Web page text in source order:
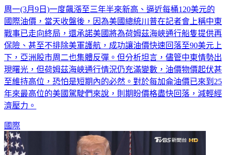
周一(3月9日)一度飆漲至三年半來新高、逼近每桶120美元的
國際油價，當天收盤後，因為美國總統川普在記者會上稱中東
戰事已走向終局，還承諾美國將為荷姆茲海峽通行船隻提供再
保險、甚至不排除美軍護航，成功讓油價快速回落至90美元上
下，亞洲股市周二也集體反彈。但分析坦言，儘管中東情勢出
現曙光，但荷姆茲海峽通行情況仍充滿變數，油價物價起伏甚
至維持高位，恐怕是短期內的必然。對於每加侖油價已來到25
年來最高位的美國駕駛們來說，則期盼價格盡快回落，減輕經
濟壓力。
國際